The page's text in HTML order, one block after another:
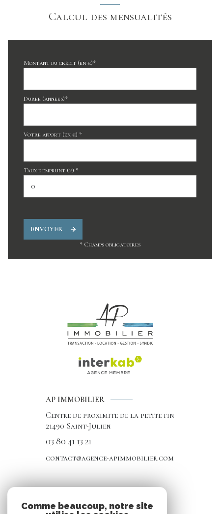
Calcul des mensualités
Montant du crédit (en €)*
Durée (années)*
Votre apport (en €) *
Taux d'emprunt (%) *
ENVOYER
* Champs obligatoires
AP IMMOBILIER
Centre de proximite de la petite fin
21490 Saint-Julien
03 80 41 13 21
contact@agence-apimmobilier.com
Comme beaucoup, notre site